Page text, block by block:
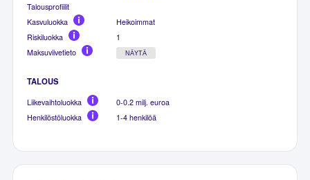
Talousprofiilit
Kasvuluokka
Heikoimmat
Riskiluokka
1
Maksuviivetieto
NÄYTÄ
TALOUS
Liikevaihtoluokka
0-0.2 milj. euroa
Henkilöstöluokka
1-4 henkilöä